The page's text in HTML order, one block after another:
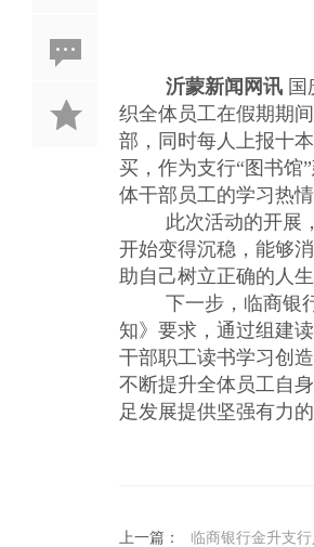
沂蒙新闻网讯
织全体员工在假期期
部，同时每人上报十
买，作为支行“图书馆
体干部员工的学习热情
此次活动的开展
开始变得沉稳，能够
助自己树立正确的人生
下一步，临商银
知》要求，通过组建
干部职工读书学习创
不断提升全体员工自
足发展提供坚强有力
上一篇： 临商银行金升支